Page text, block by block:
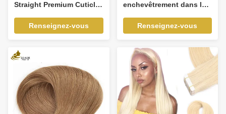
Straight Premium Cuticle
Hair Extension
Renseignez-vous
enchevêtrement dans les
de couleur douce
soyeuse
Renseignez-vous